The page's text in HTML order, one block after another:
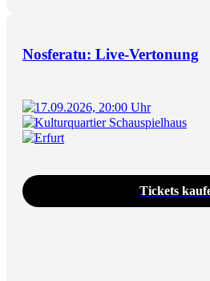
Nosferatu: Live-Vertonung
17.09.2026, 20:00 Uhr
Kulturquartier Schauspielhaus
Erfurt
Tickets